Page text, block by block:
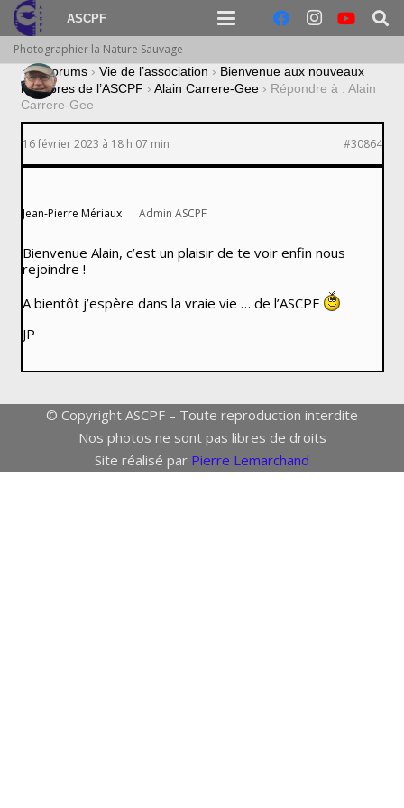
ASCPF
Photographier la Nature Sauvage
› Forums › Vie de l’association › Bienvenue aux nouveaux
membres de l’ASCPF › Alain Carrere-Gee › Répondre à : Alain
Carrere-Gee
16 février 2023 à 18 h 07 min #30864
Jean-Pierre Mériaux Admin ASCPF
Bienvenue Alain, c’est un plaisir de te voir enfin nous
rejoindre !
A bientôt j’espère dans la vraie vie … de l’ASCPF
JP
© Copyright ASCPF – Toute reproduction interdite
Nos photos ne sont pas libres de droits
Site réalisé par Pierre Lemarchand